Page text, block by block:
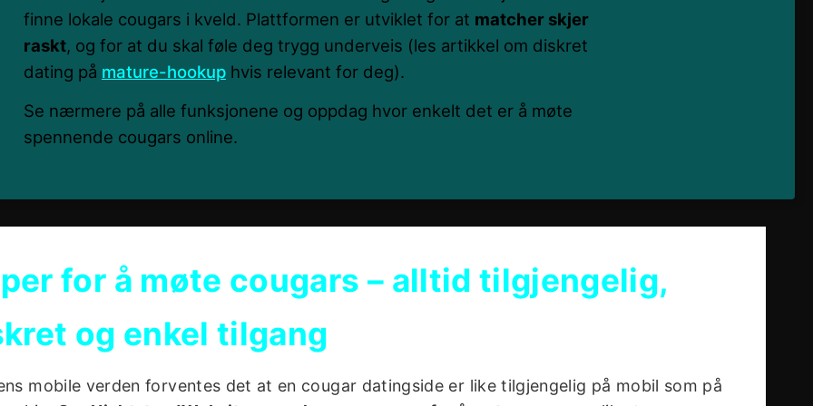
finne lokale cougars i kveld. Plattformen er utviklet for at matcher skjer
raskt, og for at du skal føle deg trygg underveis (les artikkel om diskret
dating på mature-hookup hvis relevant for deg).
Se nærmere på alle funksjonene og oppdag hvor enkelt det er å møte
spennende cougars online.
for å møte cougars – alltid tilgjengelig,
og enkel tilgang
mobile verden forventes det at en cougar datingside er like tilgjengelig på mobil som på